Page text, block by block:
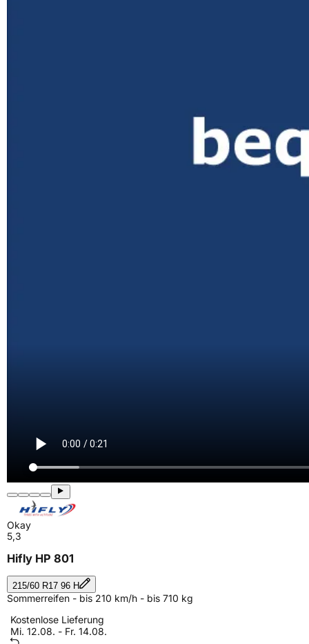
Okay
5,3
Hifly HP 801
215/60 R17 96 H
Sommerreifen - bis 210 km/h - bis 710 kg
Kostenlose Lieferung
Mi. 12.08. - Fr. 14.08.